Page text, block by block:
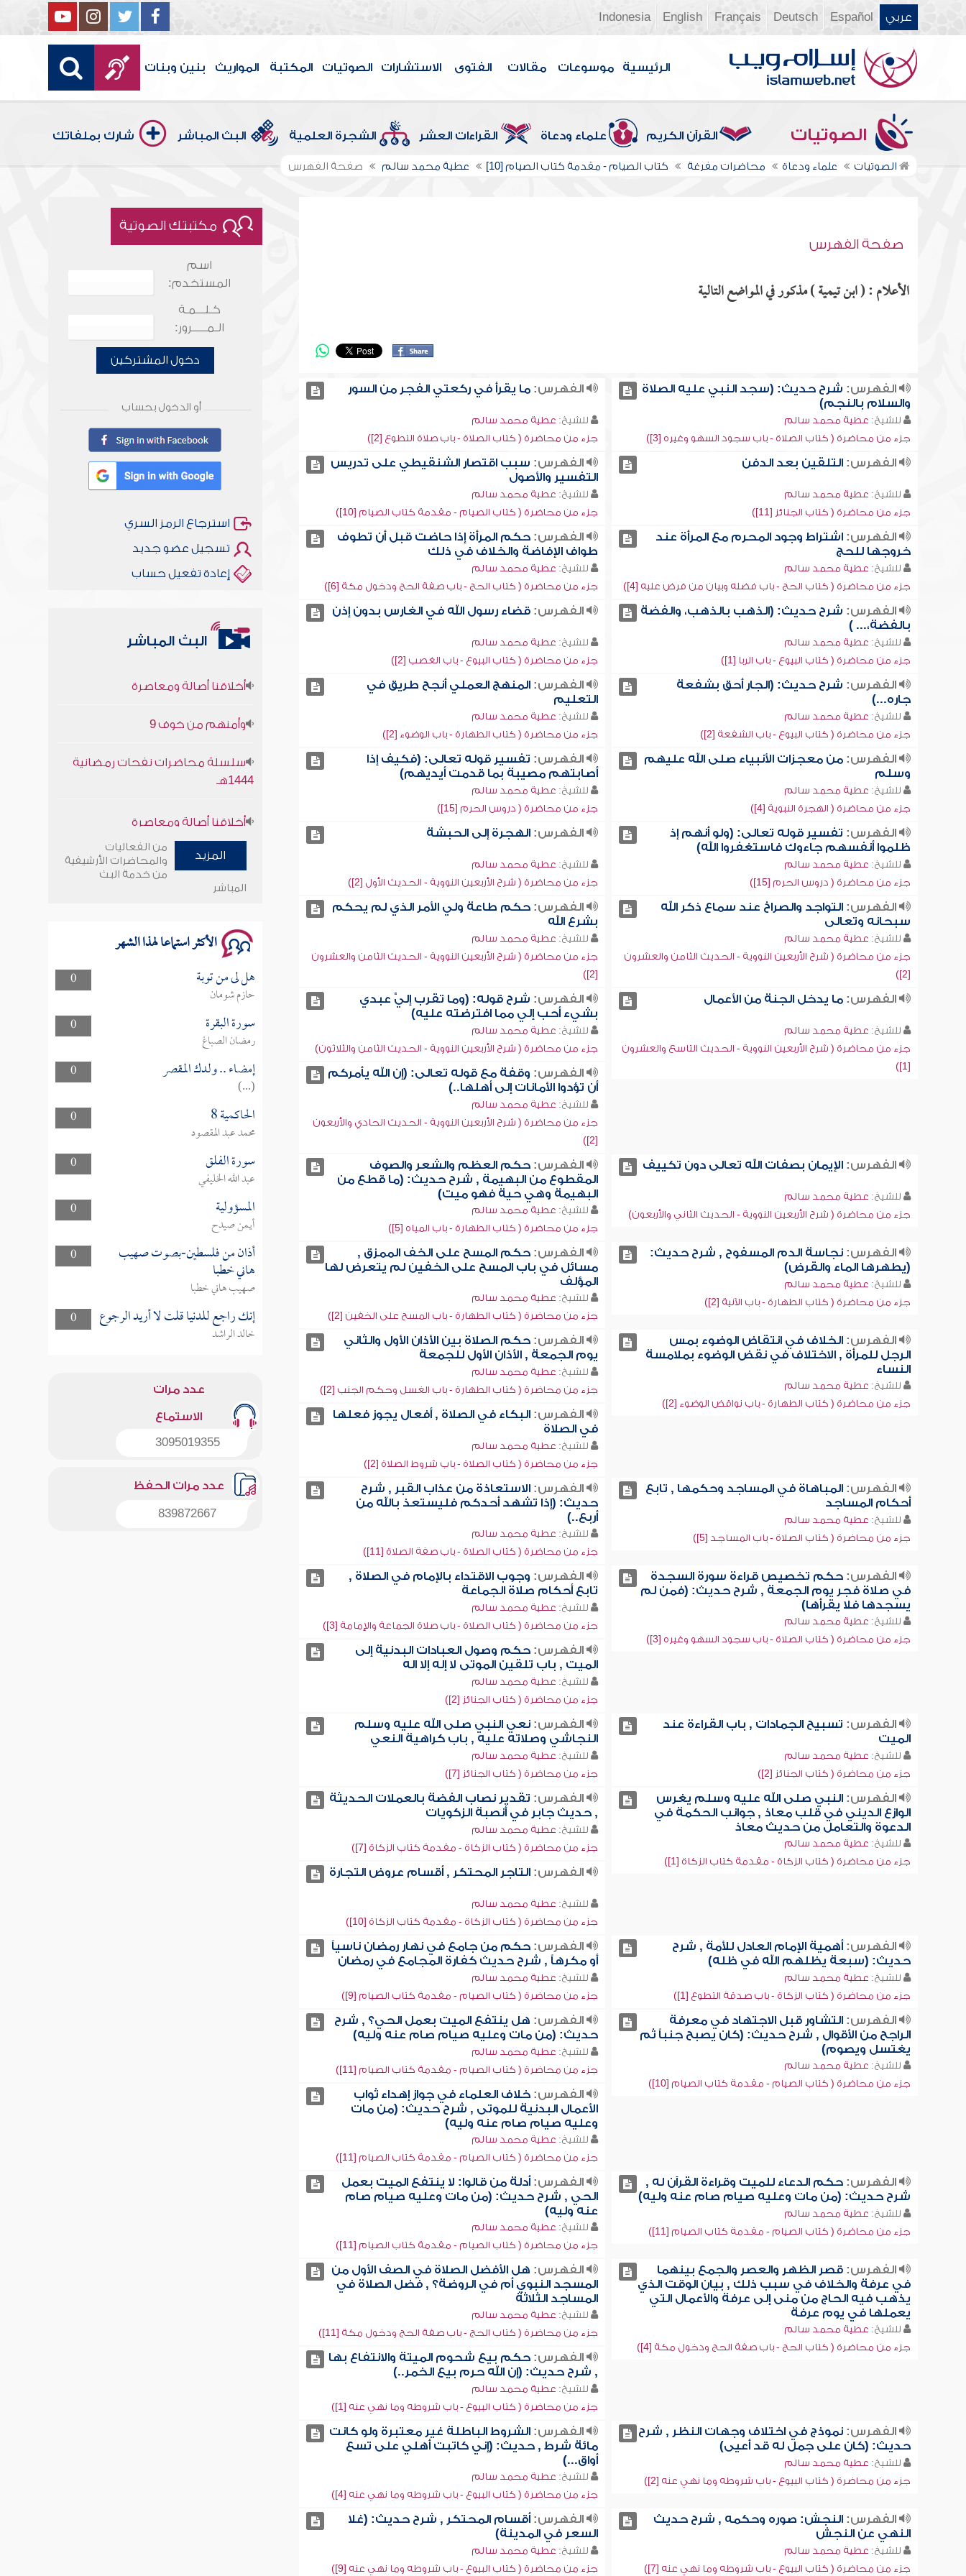
عربي Español
Deutsch
Français
English
Indonesia
الرئيسية موسوعات مقالات الفتوى الاستشارات الصوتيات المكتبة المواريث بنين وبنات
الصوتيات القرآن الكريم علماء ودعاة القراءات العشر الشجرة العلمية البث المباشر شارك بملفاتك
الصوتيات علماء ودعاة محاضرات مفرغة كتاب الصيام - مقدمة كتاب الصيام [10] عطية محمد سالم صفحة الفهرس
صفحة الفهرس
الأعلام : ( ابن تيمية ) مذكور في المواضع التالية
الفهرس: شرح حديث: (سجد النبي عليه الصلاة
والسلام بالنجم)
للشيخ: عطية محمد سالم
جزء من محاضرة ( كتاب الصلاة - باب سجود السهو وغيره [3])
الفهرس: ما يقرأ في ركعتي الفجر من السور
للشيخ: عطية محمد سالم
جزء من محاضرة ( كتاب الصلاة - باب صلاة التطوع [2])
الفهرس:التلقين بعد الدفن
للشيخ: عطية محمد سالم
جزء من محاضرة ( كتاب الجنائز [11])
الفهرس: سبب اقتصار الشنقيطي على تدريس
التفسير والأصول
للشيخ: عطية محمد سالم
جزء من محاضرة ( كتاب الصيام - مقدمة كتاب الصيام [10])
الفهرس:اشتراط وجود المحرم مع المرأة عند
خروجها للحج
للشيخ: عطية محمد سالم
جزء من محاضرة ( كتاب الحج - باب فضله وبيان من فرض عليه [4])
الفهرس: حكم المرأة إذا حاضت قبل أن تطوف
طواف الإفاضة والخلاف في ذلك
للشيخ: عطية محمد سالم
جزء من محاضرة ( كتاب الحج - باب صفة الحج ودخول مكة [6])
الفهرس: شرح حديث: (الذهب بالذهب، والفضة
بالفضة،... )
للشيخ: عطية محمد سالم
جزء من محاضرة ( كتاب البيوع - باب الربا [1])
الفهرس: قضاء رسول الله في الغارس بدون إذن
للشيخ: عطية محمد سالم
جزء من محاضرة ( كتاب البيوع - باب الغصب [2])
الفهرس: شرح حديث: (الجار أحق بشفعة
جاره...)
للشيخ: عطية محمد سالم
جزء من محاضرة ( كتاب البيوع - باب الشفعة [2])
الفهرس: المنهج العملي أنجح طريق في
التعليم
للشيخ: عطية محمد سالم
جزء من محاضرة ( كتاب الطهارة - باب الوضوء [2])
الفهرس:من معجزات الأنبياء صلى الله عليهم
وسلم
للشيخ: عطية محمد سالم
جزء من محاضرة ( الهجرة النبوية [4])
الفهرس: تفسير قوله تعالى: (فكيف إذا
أصابتهم مصيبة بما قدمت أيديهم)
للشيخ: عطية محمد سالم
جزء من محاضرة ( دروس الحرم [15])
الفهرس: تفسير قوله تعالى: (ولو أنهم إذ
ظلموا أنفسهم جاءوك فاستغفروا الله)
للشيخ: عطية محمد سالم
جزء من محاضرة ( دروس الحرم [15])
الفهرس: الهجرة إلى الحبشة
للشيخ: عطية محمد سالم
جزء من محاضرة ( شرح الأربعين النووية - الحديث الأول [2])
الفهرس:التواجد والصراخ عند سماع ذكر الله
سبحانه وتعالى
للشيخ: عطية محمد سالم
جزء من محاضرة ( شرح الأربعين النووية - الحديث الثامن والعشرون
[2])
الفهرس: حكم طاعة ولي الأمر الذي لم يحكم
بشرع الله
للشيخ: عطية محمد سالم
جزء من محاضرة ( شرح الأربعين النووية - الحديث الثامن والعشرون
[2])
الفهرس:ما يدخل الجنة من الأعمال
للشيخ: عطية محمد سالم
جزء من محاضرة ( شرح الأربعين النووية - الحديث التاسع والعشرون
[1])
الفهرس: شرح قوله: (وما تقرب إليَّ عبدي
بشيء أحب إلي مما افترضته عليه)
للشيخ: عطية محمد سالم
جزء من محاضرة ( شرح الأربعين النووية - الحديث الثامن والثلاثون)
الفهرس: وقفة مع قوله تعالى: (إن الله يأمركم
أن تؤدوا الأمانات إلى أهلها..)
للشيخ: عطية محمد سالم
جزء من محاضرة ( شرح الأربعين النووية - الحديث الحادي والأربعون
[2])
الفهرس:الإيمان بصفات الله تعالى دون تكييف
للشيخ: عطية محمد سالم
جزء من محاضرة ( شرح الأربعين النووية - الحديث الثاني والأربعون)
الفهرس: حكم العظم والشعر والصوف
المقطوع من البهيمة , شرح حديث: (ما قطع من
البهيمة وهي حية فهو ميت)
للشيخ: عطية محمد سالم
جزء من محاضرة ( كتاب الطهارة - باب المياه [5])
الفهرس:نجاسة الدم المسفوح , شرح حديث:
(يطهرها الماء والقرض)
للشيخ: عطية محمد سالم
جزء من محاضرة ( كتاب الطهارة - باب الآنية [2])
الفهرس: حكم المسح على الخف الممزق ,
مسائل في باب المسح على الخفين لم يتعرض لها
المؤلف
للشيخ: عطية محمد سالم
جزء من محاضرة ( كتاب الطهارة - باب المسح على الخفين [2])
الفهرس:الخلاف في انتقاض الوضوء بمس
الرجل للمرأة , الاختلاف في نقض الوضوء بملامسة
النساء
للشيخ: عطية محمد سالم
جزء من محاضرة ( كتاب الطهارة - باب نواقض الوضوء [2])
الفهرس: حكم الصلاة بين الأذان الأول والثاني
يوم الجمعة , الأذان الأول للجمعة
للشيخ: عطية محمد سالم
جزء من محاضرة ( كتاب الطهارة - باب الغسل وحكم الجنب [2])
الفهرس: البكاء في الصلاة , أفعال يجوز فعلها
في الصلاة
للشيخ: عطية محمد سالم
جزء من محاضرة ( كتاب الصلاة - باب شروط الصلاة [2])
الفهرس:المباهاة في المساجد وحكمها , تابع
أحكام المساجد
للشيخ: عطية محمد سالم
جزء من محاضرة ( كتاب الصلاة - باب المساجد [5])
الفهرس: الاستعاذة من عذاب القبر , شرح
حديث: (إذا تشهد أحدكم فليستعذ بالله من
أربع..)
للشيخ: عطية محمد سالم
جزء من محاضرة ( كتاب الصلاة - باب صفة الصلاة [11])
الفهرس:حكم تخصيص قراءة سورة السجدة
في صلاة فجر يوم الجمعة , شرح حديث: (فمن لم
يسجدها فلا يقرأها)
للشيخ: عطية محمد سالم
جزء من محاضرة ( كتاب الصلاة - باب سجود السهو وغيره [3])
الفهرس: وجوب الاقتداء بالإمام في الصلاة ,
تابع أحكام صلاة الجماعة
للشيخ: عطية محمد سالم
جزء من محاضرة ( كتاب الصلاة - باب صلاة الجماعة والإمامة [3])
الفهرس: حكم وصول العبادات البدنية إلى
الميت , باب تلقين الموتى لا إله إلا اله
للشيخ: عطية محمد سالم
جزء من محاضرة ( كتاب الجنائز [2])
الفهرس: تسبيح الجمادات , باب القراءة عند
الميت
للشيخ: عطية محمد سالم
جزء من محاضرة ( كتاب الجنائز [2])
الفهرس: نعي النبي صلى الله عليه وسلم
النجاشي وصلاته عليه , باب كراهية النعي
للشيخ: عطية محمد سالم
جزء من محاضرة ( كتاب الجنائز [7])
الفهرس:النبي صلى الله عليه وسلم يغرس
الوازع الديني في قلب معاذ , جوانب الحكمة في
الدعوة والتعامل من حديث معاذ
للشيخ: عطية محمد سالم
جزء من محاضرة ( كتاب الزكاة - مقدمة كتاب الزكاة [1])
الفهرس: تقدير نصاب الفضة بالعملات الحديثة
, حديث جابر في أنصبة الزكويات
للشيخ: عطية محمد سالم
جزء من محاضرة ( كتاب الزكاة - مقدمة كتاب الزكاة [7])
الفهرس: التاجر المحتكر , أقسام عروض التجارة
للشيخ: عطية محمد سالم
جزء من محاضرة ( كتاب الزكاة - مقدمة كتاب الزكاة [10])
الفهرس:أهمية الإمام العادل للأمة , شرح
حديث: (سبعة يظلهم الله في ظله)
للشيخ: عطية محمد سالم
جزء من محاضرة ( كتاب الزكاة - باب صدقة التطوع [1])
الفهرس: حكم من جامع في نهار رمضان ناسياً
أو مكرهاً , شرح حديث كفارة المجامع في رمضان
للشيخ: عطية محمد سالم
جزء من محاضرة ( كتاب الصيام - مقدمة كتاب الصيام [9])
الفهرس:التشاور قبل الاجتهاد في معرفة
الراجح من الأقوال , شرح حديث: (كان يصبح جنباً ثم
يغتسل ويصوم)
للشيخ: عطية محمد سالم
جزء من محاضرة ( كتاب الصيام - مقدمة كتاب الصيام [10])
الفهرس: هل ينتفع الميت بعمل الحي؟ , شرح
حديث: (من مات وعليه صيام صام عنه وليه)
للشيخ: عطية محمد سالم
جزء من محاضرة ( كتاب الصيام - مقدمة كتاب الصيام [11])
الفهرس: خلاف العلماء في جواز إهداء ثواب
الأعمال البدنية للموتى , شرح حديث: (من مات
وعليه صيام صام عنه وليه)
للشيخ: عطية محمد سالم
جزء من محاضرة ( كتاب الصيام - مقدمة كتاب الصيام [11])
الفهرس:حكم الدعاء للميت وقراءة القرآن له ,
شرح حديث: (من مات وعليه صيام صام عنه وليه)
للشيخ: عطية محمد سالم
جزء من محاضرة ( كتاب الصيام - مقدمة كتاب الصيام [11])
الفهرس: أدلة من قالوا: لا ينتفع الميت بعمل
الحي , شرح حديث: (من مات وعليه صيام صام
عنه وليه)
للشيخ: عطية محمد سالم
جزء من محاضرة ( كتاب الصيام - مقدمة كتاب الصيام [11])
الفهرس:قصر الظهر والعصر والجمع بينهما
في عرفة والخلاف في سبب ذلك , بيان الوقت الذي
يذهب فيه الحاج من منى إلى عرفة والأعمال التي
يعملها في يوم عرفة
للشيخ: عطية محمد سالم
جزء من محاضرة ( كتاب الحج - باب صفة الحج ودخول مكة [4])
الفهرس: هل الأفضل الصلاة في الصف الأول من
المسجد النبوي أم في الروضة؟ , فضل الصلاة في
المساجد الثلاثة
للشيخ: عطية محمد سالم
جزء من محاضرة ( كتاب الحج - باب صفة الحج ودخول مكة [11])
الفهرس: حكم بيع شحوم الميتة والانتفاع بها
, شرح حديث: (إن الله حرم بيع الخمر..)
للشيخ: عطية محمد سالم
جزء من محاضرة ( كتاب البيوع - باب شروطه وما نهي عنه [1])
الفهرس:نموذج في اختلاف وجهات النظر , شرح
حديث: (كان على جمل له قد أعيى)
للشيخ: عطية محمد سالم
جزء من محاضرة ( كتاب البيوع - باب شروطه وما نهي عنه [2])
الفهرس: الشروط الباطلة غير معتبرة ولو كانت
مائة شرط , حديث: (إني كاتبت أهلي على تسع
أواق...)
للشيخ: عطية محمد سالم
جزء من محاضرة ( كتاب البيوع - باب شروطه وما نهي عنه [4])
الفهرس:النجش: صوره وحكمه , شرح حديث
النهي عن النجش
للشيخ: عطية محمد سالم
جزء من محاضرة ( كتاب البيوع - باب شروطه وما نهي عنه [7])
الفهرس: أقسام المحتكر , شرح حديث: (غلا
السعر في المدينة)
للشيخ: عطية محمد سالم
جزء من محاضرة ( كتاب البيوع - باب شروطه وما نهي عنه [9])
مكتبتك الصوتية
اسم
المستخدم:
كـلـــمـة
الـمـــــرور:
دخول المشتركين
أو الدخول بحساب
استرجاع الرمز السري
تسجيل عضو جديد
إعادة تفعيل حساب
البث المباشر
1444هـ
سلسلة محاضرات نفحات رمضانية
1444هـ
المزيد
من الفعاليات
والمحاضرات الأرشيفية
من خدمة البث
المباشر
الأكثر استماعا لهذا الشهر
0 هل لى من توبة
حازم شومان
0
سورة البقرة
رمضان الصباغ
0
إمضاء .. ولدك المقصر
(...)
0
الحاكمية 8
محمد عبد المقصود
0
سورة الفلق
عبد الله الخليفي
0
المسؤولية
أيمن صيدح
0
أذان من فلسطين-بصوت صهيب
هاني خطبا
صهيب هاني خطبا
0
إنك راجع للدنيا قلت لا أريد الرجوع
خالد الراشد
عدد مرات
الاستماع
3095019355
عدد مرات الحفظ
839872667